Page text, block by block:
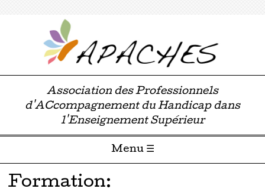
Association des Professionnels
d'ACcompagnement du Handicap dans
l'Enseignement Supérieur
Menu ☰
Passer directement au contenu
Formation: